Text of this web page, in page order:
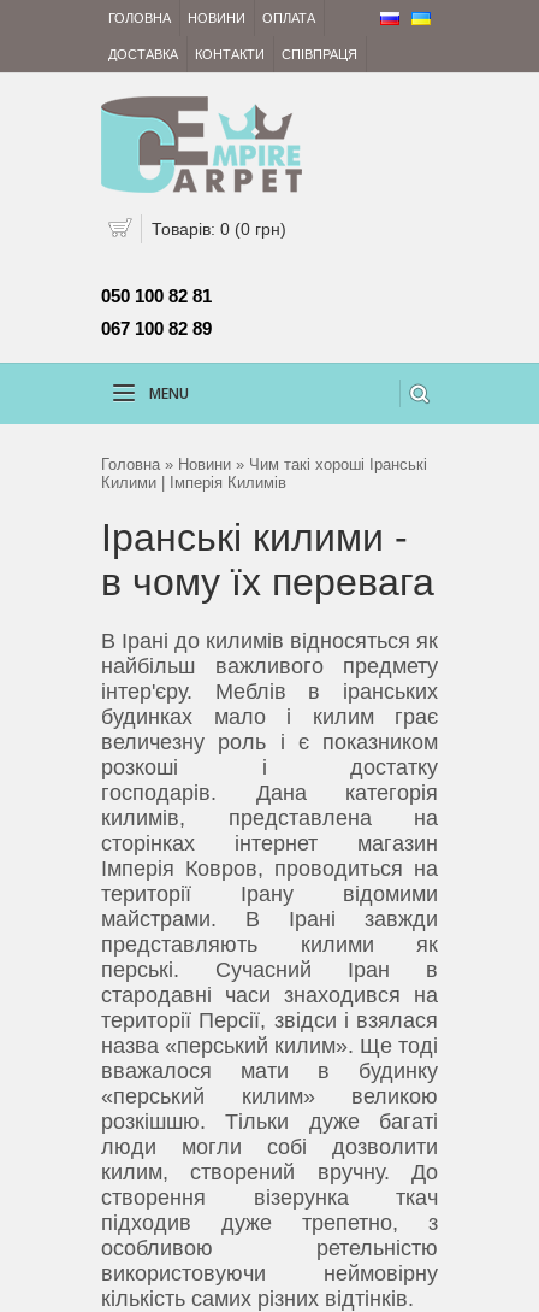
ГОЛОВНА НОВИНИ ОПЛАТА
ДОСТАВКА КОНТАКТИ СПІВПРАЦЯ
Товарів: 0 (0 грн)
050 100 82 81
067 100 82 89
MENU
Головна» Новини » Чим такі хороші Іранські
Килими | Імперія Килимів
Іранські килими -
в чому їх перевага
В Ірані до килимів відносяться як
найбільш важливого предмету
інтер'єру. Меблів в іранських
будинках мало і килим грає
величезну роль і є показником
розкоші і достатку
господарів. Дана категорія
килимів, представлена ​​на
сторінках інтернет магазин
Імперія Ковров, проводиться на
території Ірану відомими
майстрами. В Ірані завжди
представляють килими як
перські. Сучасний Іран в
стародавні часи знаходився на
території Персії, звідси і взялася
назва «перський килим». Ще тоді
вважалося мати в будинку
«перський килим» великою
розкішшю.Тільки дуже багаті
люди могли собі дозволити
килим, створений вручну. До
створення візерунка ткач
підходив дуже трепетно, з
особливою ретельністю
використовуючи неймовірну
кількість самих різних відтінків.